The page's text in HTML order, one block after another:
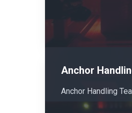
Anchor
Anchor Handling